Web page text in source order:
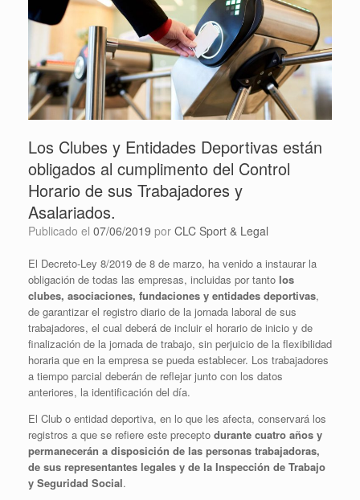
Los Clubes y Entidades Deportivas están
obligados al cumplimento del Control
Horario de sus Trabajadores y
Asalariados.
Publicado el 07/06/2019 por CLC Sport & Legal
El Decreto-Ley 8/2019 de 8 de marzo, ha venido a instaurar la
obligación de todas las empresas, incluidas por tanto los
clubes, asociaciones, fundaciones y entidades deportivas,
de garantizar el registro diario de la jornada laboral de sus
trabajadores, el cual deberá de incluir el horario de inicio y de
finalización de la jornada de trabajo, sin perjuicio de la flexibilidad
horaria que en la empresa se pueda establecer. Los trabajadores
a tiempo parcial deberán de reflejar junto con los datos
anteriores, la identificación del día.
El Club o entidad deportiva, en lo que les afecta, conservará los
registros a que se refiere este precepto durante cuatro años y
permanecerán a disposición de las personas trabajadoras,
de sus representantes legales y de la Inspección de Trabajo
y Seguridad Social.